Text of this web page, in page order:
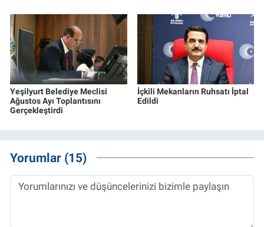
Yeşilyurt Belediye Meclisi
Ağustos Ayı Toplantısını
Gerçekleştirdi
İçkili Mekanların Ruhsatı İptal
Edildi
Yorumlar (15)